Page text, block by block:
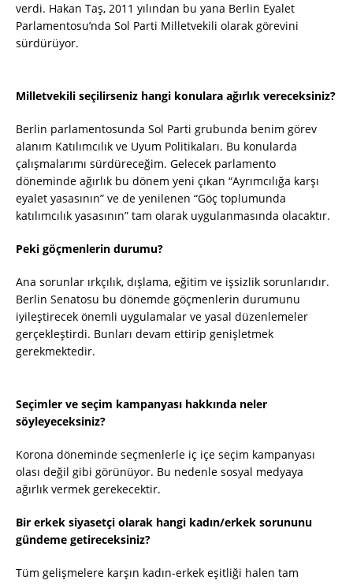
verdi. Hakan Taş, 2011 yılından bu yana Berlin Eyalet
Parlamentosu’nda Sol Parti Milletvekili olarak görevini
sürdürüyor.
Milletvekili seçilirseniz hangi konulara ağırlık vereceksiniz?
Berlin parlamentosunda Sol Parti grubunda benim görev
alanım Katılımcılık ve Uyum Politikaları. Bu konularda
çalışmalarımı sürdüreceğim. Gelecek parlamento
döneminde ağırlık bu dönem yeni çıkan “Ayrımcılığa karşı
eyalet yasasının” ve de yenilenen “Göç toplumunda
katılımcılık yasasının” tam olarak uygulanmasında olacaktır.
Peki göçmenlerin durumu?
Ana sorunlar ırkçılık, dışlama, eğitim ve işsizlik sorunlarıdır.
Berlin Senatosu bu dönemde göçmenlerin durumunu
iyileştirecek önemli uygulamalar ve yasal düzenlemeler
gerçekleştirdi. Bunları devam ettirip genişletmek
gerekmektedir.
Seçimler ve seçim kampanyası hakkında neler
söyleyeceksiniz?
Korona döneminde seçmenlerle iç içe seçim kampanyası
olası değil gibi görünüyor. Bu nedenle sosyal medyaya
ağırlık vermek gerekecektir.
Bir erkek siyasetçi olarak hangi kadın/erkek sorununu
gündeme getireceksiniz?
Tüm gelişmelere karşın kadın-erkek eşitliği halen tam